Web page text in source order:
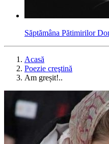
Săptămâna Pătimirilor
Acasă
Poezie creştină
Am greșit!..